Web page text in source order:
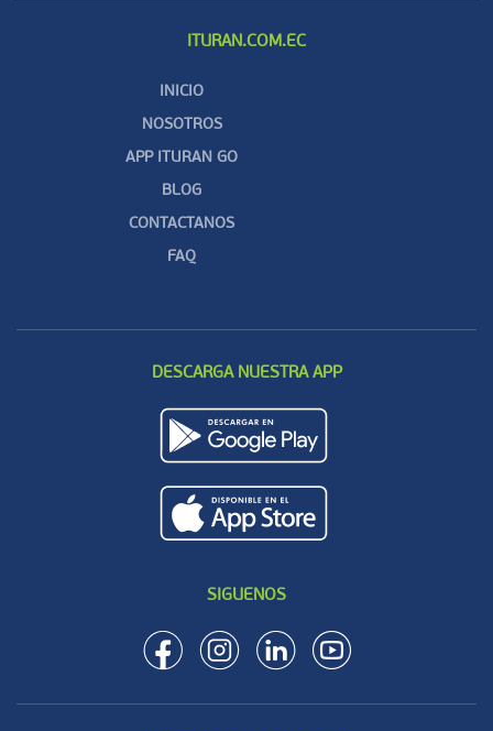
ITURAN.COM.EC
INICIO
NOSOTROS
APP ITURAN GO
BLOG
CONTACTANOS
FAQ
DESCARGA NUESTRA APP
SIGUENOS